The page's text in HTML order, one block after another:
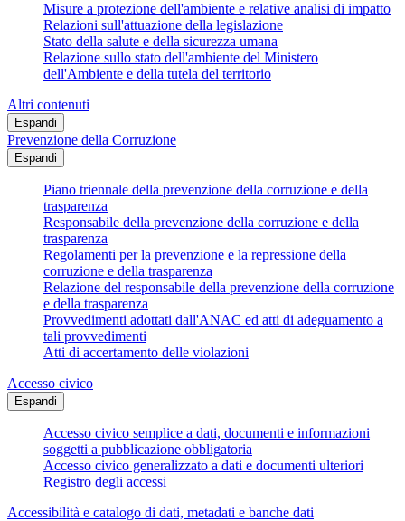
Misure a protezione dell'ambiente e relative analisi di impatto
Relazioni sull'attuazione della legislazione
Stato della salute e della sicurezza umana
Relazione sullo stato dell'ambiente del Ministero
dell'Ambiente e della tutela del territorio
Altri contenuti
Espandi
Prevenzione della Corruzione
Espandi
Piano triennale della prevenzione della corruzione e della
trasparenza
Responsabile della prevenzione della corruzione e della
trasparenza
Regolamenti per la prevenzione e la repressione della
corruzione e della trasparenza
Relazione del responsabile della prevenzione della corruzione
e della trasparenza
Provvedimenti adottati dall'ANAC ed atti di adeguamento a
tali provvedimenti
Atti di accertamento delle violazioni
Accesso civico
Espandi
Accesso civico semplice a dati, documenti e informazioni
soggetti a pubblicazione obbligatoria
Accesso civico generalizzato a dati e documenti ulteriori
Registro degli accessi
Accessibilità e catalogo di dati, metadati e banche dati